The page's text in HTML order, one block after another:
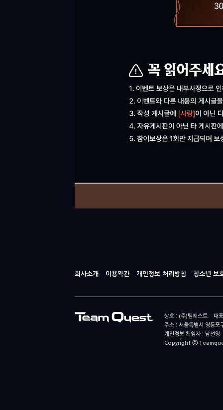
회사소개 이용약관 개인정보 처리방침 청소년 보
상호 : (주)팀퀘스트 대
주소 : 서울특별시 영등
개인정보 책임자 : 남
Copyright ⓒ